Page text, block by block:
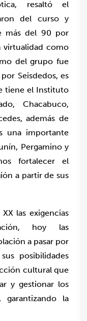
resaltó el
del curso y
más del 90 por
virtualidad como
del grupo fue
Seisdedos, es
tiene el Instituto
Chacabuco,
además de
una importante
Pergamino y
fortalecer el
a partir de sus
las exigencias
hoy las
a pasar por
posibilidades
cultural que
y gestionar los
garantizando la